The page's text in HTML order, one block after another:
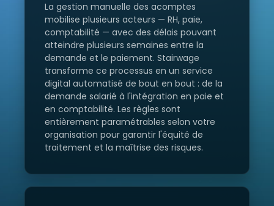
La gestion manuelle des acomptes
mobilise plusieurs acteurs — RH, paie,
comptabilité — avec des délais pouvant
atteindre plusieurs semaines entre la
demande et le paiement. Stairwage
transforme ce processus en un service
digital automatisé de bout en bout : de la
demande salarié à l'intégration en paie et
en comptabilité. Les règles sont
entièrement paramétrables selon votre
organisation pour garantir l'équité de
traitement et la maîtrise des risques.